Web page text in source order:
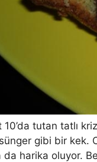
tutan tatlı
gibi bir kek.
harika oluyor.